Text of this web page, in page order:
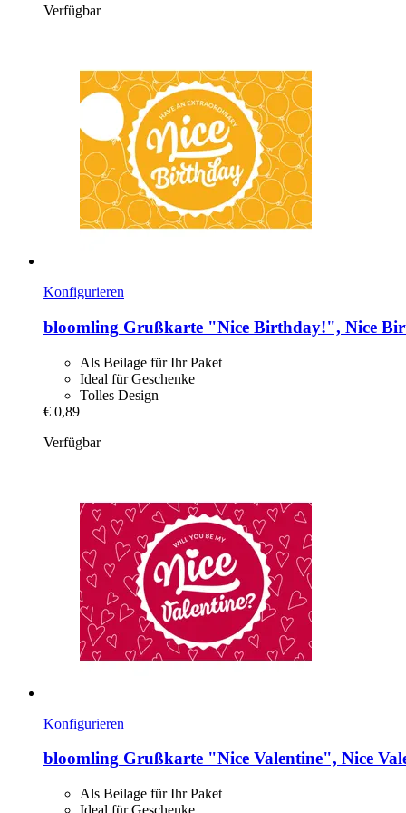
Verfügbar
Konfigurieren
bloomling Grußkarte "Nice Birthday!", Nice
Als Beilage für Ihr Paket
Ideal für Geschenke
Tolles Design
€ 0,89
Verfügbar
Konfigurieren
bloomling Grußkarte "Nice Valentine", Nice
Als Beilage für Ihr Paket
Ideal für Geschenke